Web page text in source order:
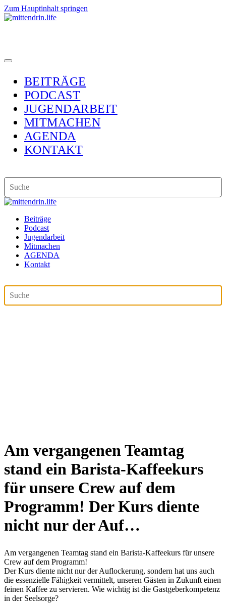
Zum Hauptinhalt springen
BEITRÄGE
PODCAST
JUGENDARBEIT
MITMACHEN
AGENDA
KONTAKT
Beiträge
Podcast
Jugendarbeit
Mitmachen
AGENDA
Kontakt
Am vergangenen Teamtag
stand ein Barista-Kaffeekurs
für unsere Crew auf dem
Programm! Der Kurs diente
nicht nur der Auf…
Am vergangenen Teamtag stand ein Barista-Kaffeekurs für unsere
Crew auf dem Programm!
Der Kurs diente nicht nur der Auflockerung, sondern hat uns auch
die essenzielle Fähigkeit vermittelt, unseren Gästen in Zukunft einen
feinen Kaffee zu servieren. Wie wichtig ist die Gastgeberkompetenz
in der Seelsorge?